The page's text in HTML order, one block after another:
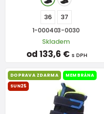
36 37
1-000403-0030
Skladem
od 133,6 € s DPH
DOPRAVA ZDARMA
MEMBRÁNA
SUN25